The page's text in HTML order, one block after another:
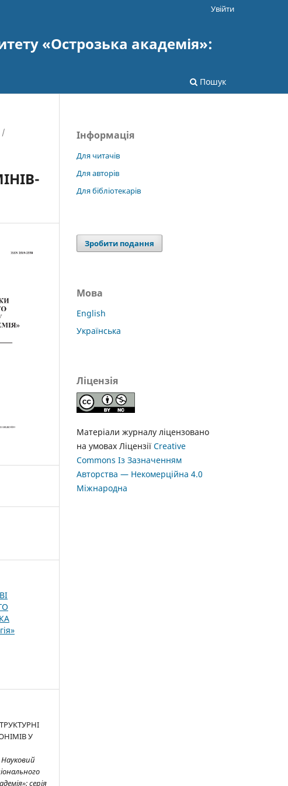
«Острозька академія»:
Пошук
Увійти
/
У
Науковий
серія
Інформація
Для читачів
Для авторів
Для бібліотекарів
Зробити подання
Мова
English
Українська
Ліцензія
Матеріали журналу ліцензовано
на умовах Ліцензії Creative
Commons Із Зазначенням
Авторства — Некомерційна 4.0
Міжнародна